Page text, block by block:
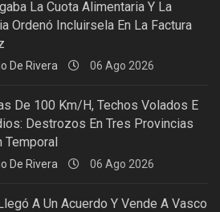
La Cuota Alimentaria Y La
Ordenó Incluirsela En La Factura
De Rivera 06 Ago 2026
De 100 Km/h, Techos Volados E
Destrozos En Tres Provincias
Temporal
De Rivera 06 Ago 2026
A Un Acuerdo Y Vende A Vasco